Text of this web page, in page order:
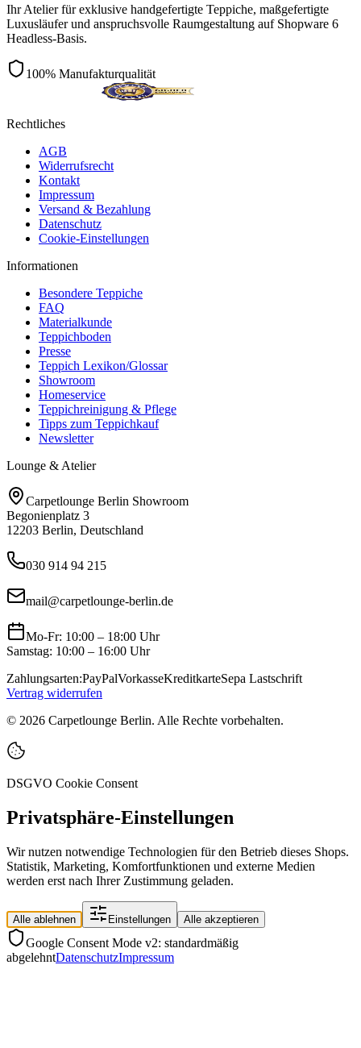
Ihr Atelier für exklusive handgefertigte Teppiche, maßgefertigte
Luxusläufer und anspruchsvolle Raumgestaltung auf Shopware 6
Headless-Basis.
100% Manufakturqualität
Rechtliches
AGB
Widerrufsrecht
Kontakt
Impressum
Versand & Bezahlung
Datenschutz
Cookie-Einstellungen
Informationen
Besondere Teppiche
FAQ
Materialkunde
Teppichboden
Presse
Teppich Lexikon/Glossar
Showroom
Homeservice
Teppichreinigung & Pflege
Tipps zum Teppichkauf
Newsletter
Lounge & Atelier
Carpetlounge Berlin Showroom
Begonienplatz 3
12203 Berlin, Deutschland
030 914 94 215
mail@carpetlounge-berlin.de
Mo-Fr: 10:00 – 18:00 Uhr
Samstag: 10:00 – 16:00 Uhr
Zahlungsarten:PayPalVorkasseKreditkarteSepa Lastschrift
Vertrag widerrufen
© 2026 Carpetlounge Berlin. Alle Rechte vorbehalten.
DSGVO Cookie Consent
Privatsphäre-Einstellungen
Wir nutzen notwendige Technologien für den Betrieb dieses Shops.
Statistik, Marketing, Komfortfunktionen und externe Medien
werden erst nach Ihrer Zustimmung geladen.
Alle ablehnen Einstellungen Alle akzeptieren
Google Consent Mode v2: standardmäßig
abgelehntDatenschutzImpressum